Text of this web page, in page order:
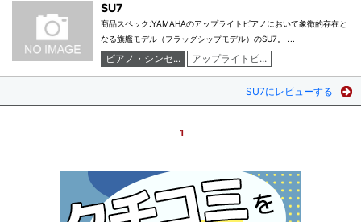
SU7
商品スペック:YAMAHAのアップライトピアノにおいて象徴的存在と
なる旗艦モデル（フラッグシップモデル）のSU7。 ...
ピアノ・シンセ... アップライトピ...
SU7にレビューする
1